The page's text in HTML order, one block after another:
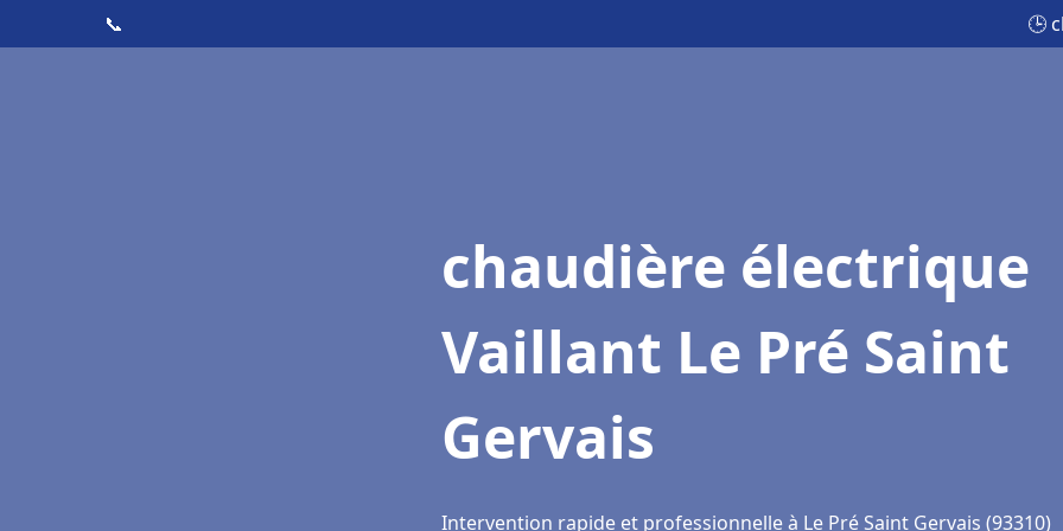
📞 🕒
chaudière électrique
Vaillant Le Pré Saint
Gervais
Intervention rapide et professionnelle à Le Pré Saint Gervais (93310)